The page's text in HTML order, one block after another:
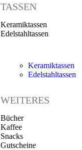
TASSEN
Keramiktassen
Edelstahltassen
Keramiktassen
Edelstahltassen
WEITERES
Bücher
Kaffee
Snacks
Gutscheine